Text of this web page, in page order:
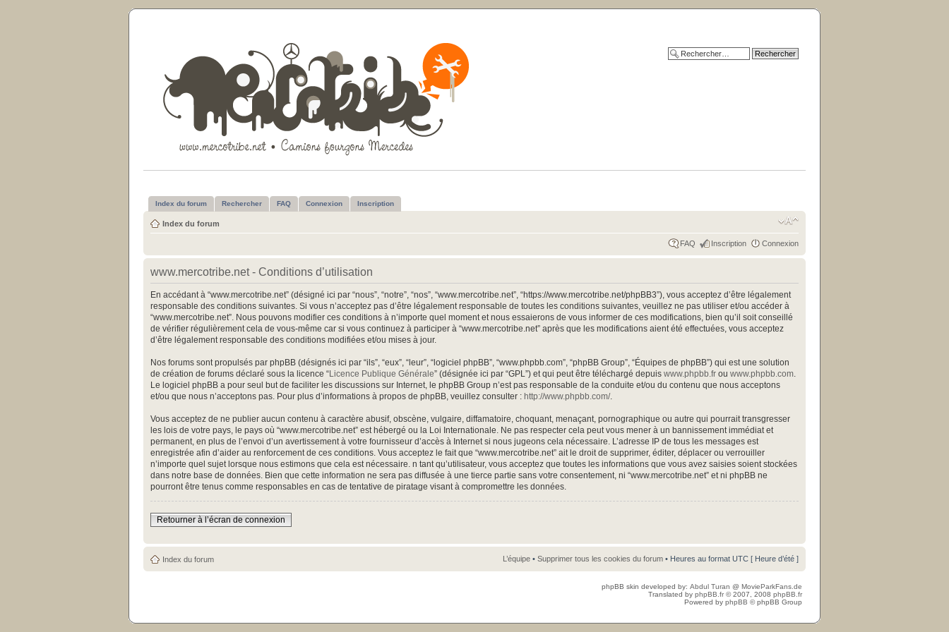
Index du forum Rechercher FAQ Connexion Inscription
Index du forum
FAQ Inscription Connexion
www.mercotribe.net - Conditions d’utilisation
En accédant à “www.mercotribe.net” (désigné ici par “nous”, “notre”, “nos”, “www.mercotribe.net”, “https://www.mercotribe.net/phpBB3”), vous acceptez d’être légalement
responsable des conditions suivantes. Si vous n’acceptez pas d’être légalement responsable de toutes les conditions suivantes, veuillez ne pas utiliser et/ou accéder à
“www.mercotribe.net”. Nous pouvons modifier ces conditions à n’importe quel moment et nous essaierons de vous informer de ces modifications, bien qu’il soit conseillé
de vérifier régulièrement cela de vous-même car si vous continuez à participer à “www.mercotribe.net” après que les modifications aient été effectuées, vous acceptez
d’être légalement responsable des conditions modifiées et/ou mises à jour.
Nos forums sont propulsés par phpBB (désignés ici par “ils”, “eux”, “leur”, “logiciel phpBB”, “www.phpbb.com”, “phpBB Group”, “Équipes de phpBB”) qui est une solution
de création de forums déclaré sous la licence “Licence Publique Générale” (désignée ici par “GPL”) et qui peut être téléchargé depuis www.phpbb.fr ou www.phpbb.com.
Le logiciel phpBB a pour seul but de faciliter les discussions sur Internet, le phpBB Group n’est pas responsable de la conduite et/ou du contenu que nous acceptons
et/ou que nous n’acceptons pas. Pour plus d’informations à propos de phpBB, veuillez consulter : http://www.phpbb.com/.
Vous acceptez de ne publier aucun contenu à caractère abusif, obscène, vulgaire, diffamatoire, choquant, menaçant, pornographique ou autre qui pourrait transgresser
les lois de votre pays, le pays où “www.mercotribe.net” est hébergé ou la Loi Internationale. Ne pas respecter cela peut vous mener à un bannissement immédiat et
permanent, en plus de l’envoi d’un avertissement à votre fournisseur d’accès à Internet si nous jugeons cela nécessaire. L’adresse IP de tous les messages est
enregistrée afin d’aider au renforcement de ces conditions. Vous acceptez le fait que “www.mercotribe.net” ait le droit de supprimer, éditer, déplacer ou verrouiller
n’importe quel sujet lorsque nous estimons que cela est nécessaire. n tant qu’utilisateur, vous acceptez que toutes les informations que vous avez saisies soient stockées
dans notre base de données. Bien que cette information ne sera pas diffusée à une tierce partie sans votre consentement, ni “www.mercotribe.net” et ni phpBB ne
pourront être tenus comme responsables en cas de tentative de piratage visant à compromettre les données.
Retourner à l’écran de connexion
Index du forum L’équipe • Supprimer tous les cookies du forum • Heures au format UTC [ Heure d’été ]
phpBB skin developed by: Abdul Turan @ MovieParkFans.de
Translated by phpBB.fr © 2007, 2008 phpBB.fr
Powered by phpBB © phpBB Group